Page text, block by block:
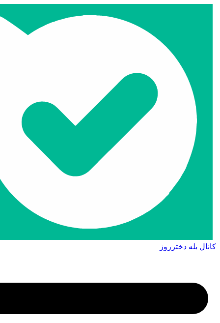
کانال بله دخترروز